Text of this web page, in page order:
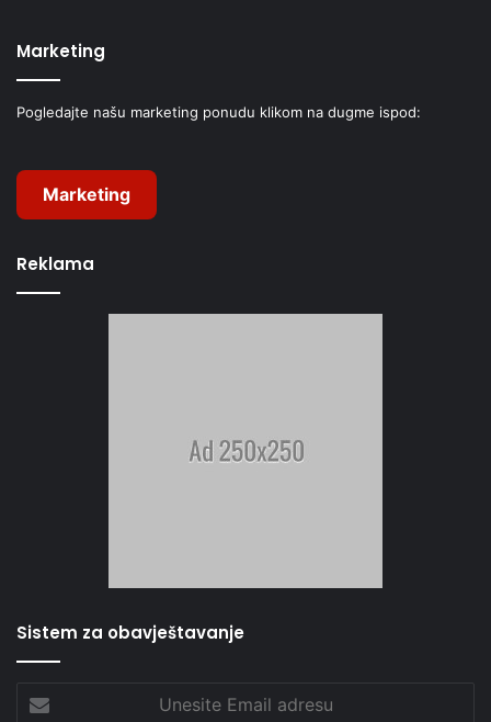
Marketing
Pogledajte našu marketing ponudu klikom na dugme ispod:
Marketing
Reklama
Sistem za obavještavanje
Email